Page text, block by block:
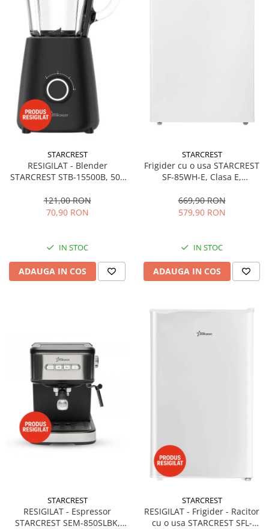
STARCREST
RESIGILAT - Blender
STARCREST STB-15500B, 500
Pulse, Negru
121,00 RON
70,90 RON
IN STOC
ADAUGA IN COS
STARCREST
Frigider cu o usa STARCREST
SF-85WH-E, Clasa E,
interioara, Compartiment
gheata, H 82 cm, Alb
669,90 RON
579,90 RON
IN STOC
ADAUGA IN COS
STARCREST
RESIGILAT - Espressor
STARCREST SEM-850SLBK,
STARCREST
RESIGILAT - Frigider - Racitor
cu o usa STARCREST SFL-